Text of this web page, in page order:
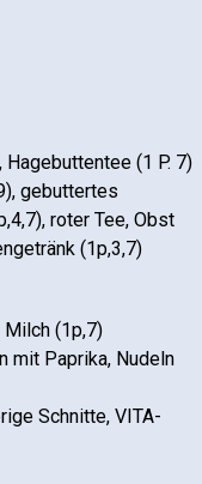
(1 P. 7)
gebuttertes
roter Tee, Obst
(1p,3,7)
Milch (1p,7)
mit Paprika, Nudeln
Schnitte, VITA-